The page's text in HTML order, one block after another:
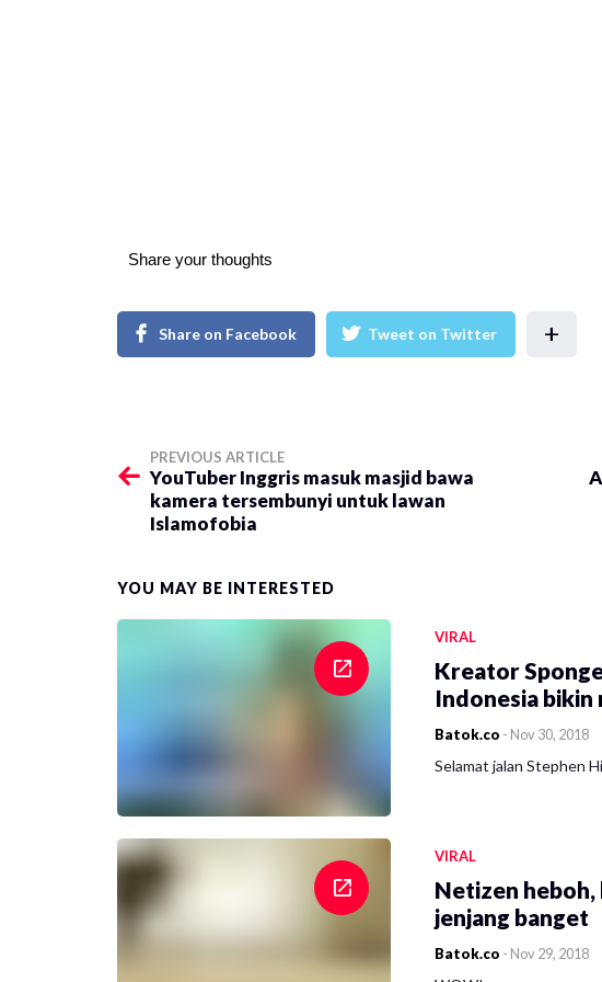
Share your thoughts
Share on Facebook Tweet on Twitter +
PREVIOUS ARTICLE
YouTuber Inggris masuk masjid bawa
kamera tersembunyi untuk lawan
Islamofobia
YOU MAY BE INTERESTED
VIRAL
Kreator
Indonesia bikin
Batok.co - Nov 30, 2018
Selamat jalan Stephen
VIRAL
Netizen
jenjang banget
Batok.co - Nov 29, 2018